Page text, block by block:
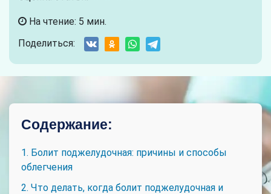
На чтение: 5 мин.
Поделиться:
Содержание:
1. Болит поджелудочная: причины и способы
облегчения
2. Что делать, когда болит поджелудочная и